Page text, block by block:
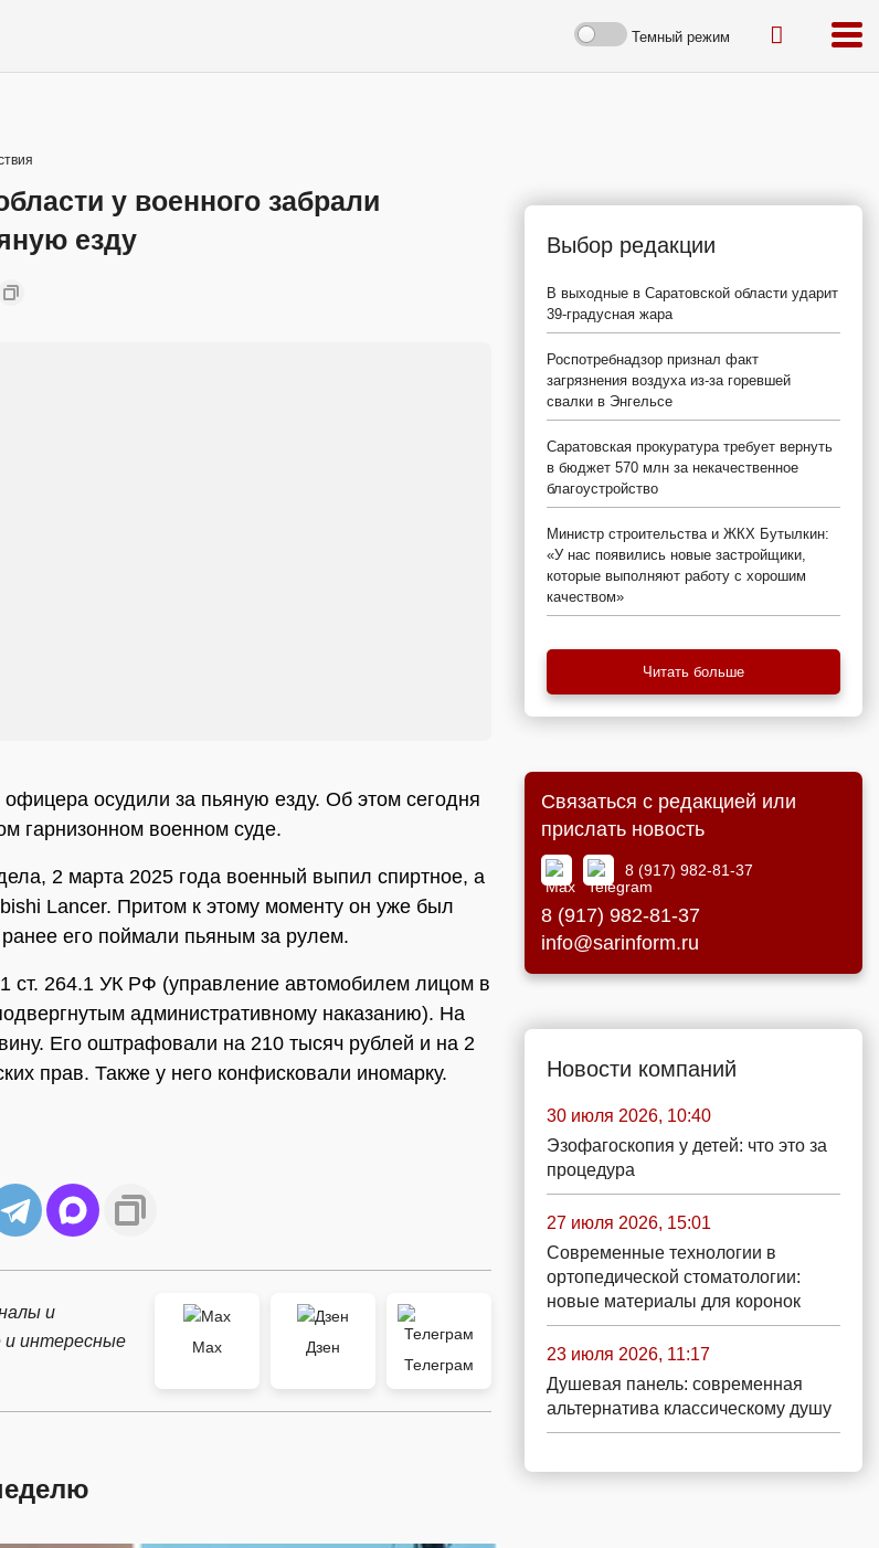
Темный режим
у военного забрали
езду
осудили за пьяную езду. Об этом сегодня
гарнизонном военном суде.
2 марта 2025 года военный выпил спиртное, а
Lancer. Притом к этому моменту он уже был
его поймали пьяным за рулем.
ст. 264.1 УК РФ (управление автомобилем лицом в
административному наказанию). На
Его оштрафовали на 210 тысяч рублей и на 2
прав. Также у него конфисковали иномарку.
и
и интересные
Max
Дзен
Телеграм
Выбор редакции
В выходные в Саратовской области ударит
39-градусная жара
Роспотребнадзор признал факт
загрязнения воздуха из-за горевшей
свалки в Энгельсе
Саратовская прокуратура требует вернуть
в бюджет 570 млн за некачественное
благоустройство
Министр строительства и ЖКХ Бутылкин:
«У нас появились новые застройщики,
которые выполняют работу с хорошим
качеством»
Читать больше
Связаться с редакцией или
прислать новость
8 (917) 982-81-37
8 (917) 982-81-37
info@sarinform.ru
Новости компаний
30 июля 2026, 10:40
Эзофагоскопия у детей: что это за
процедура
27 июля 2026, 15:01
Современные технологии в
ортопедической стоматологии:
новые материалы для коронок
23 июля 2026, 11:17
Душевая панель: современная
альтернатива классическому душу